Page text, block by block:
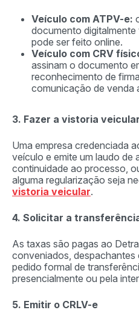
Veículo com ATPV-e:
documento
pode ser feito online.
Veículo com CRV
assinam o documento
reconhecimento de
comunicação de venda
3. Fazer a vistoria veicular
Uma empresa credenciada
veículo e emite um laudo de
continuidade ao processo,
alguma regularização seja
vistoria veicular.
4. Solicitar a
As taxas são pagas ao
conveniados, despachantes
pedido formal de
presencialmente ou pela
5. Emitir o CRLV-e